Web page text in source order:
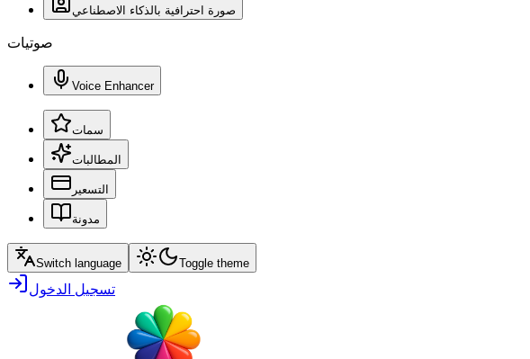
صورة احترافية بالذكاء الاصطناعي
صوتيات
Voice Enhancer
سمات
المطالبات
التسعير
مدونة
Switch language Toggle theme
تسجيل الدخول